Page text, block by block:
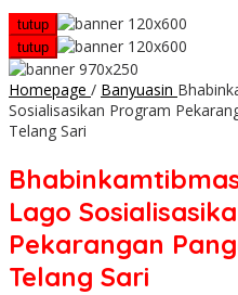
tutup
tutup
Homepage / Banyuasin
Sosialisasikan Program
Telang Sari
Lago
Pekarangan
Telang Sari